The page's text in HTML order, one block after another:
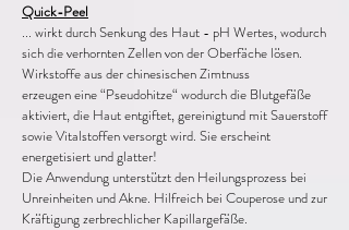
Quick-Peel
... wirkt durch Senkung des Haut - pH Wertes, wodurch
sich die verhornten Zellen von der Oberfäche lösen.
Wirkstoffe aus der chinesischen Zimtnuss
erzeugen eine “Pseudohitze“ wodurch die Blutgefäße
aktiviert, die Haut entgiftet, gereinigtund mit Sauerstoff
sowie Vitalstoffen versorgt wird. Sie erscheint
energetisiert und glatter!
Die Anwendung unterstützt den Heilungsprozess bei
Unreinheiten und Akne. Hilfreich bei Couperose und zur
Kräftigung zerbrechlicher Kapillargefäße.